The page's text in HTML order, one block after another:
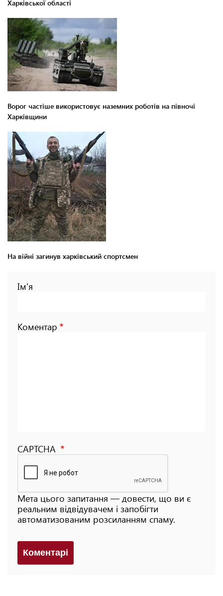
Харківської області
Ворог частіше використовує наземних роботів на півночі
Харківщини
На війні загинув харківський спортсмен
Ім'я
Коментар
CAPTCHA
Мета цього запитання — довести, що ви є
реальним відвідувачем і запобігти
автоматизованим розсиланням спаму.
Коментарi